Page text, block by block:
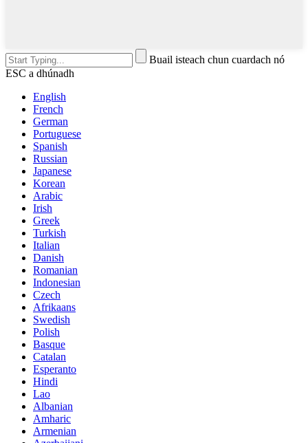
Buail isteach chun cuardach nó
ESC a dhúnadh
English
French
German
Portuguese
Spanish
Russian
Japanese
Korean
Arabic
Irish
Greek
Turkish
Italian
Danish
Romanian
Indonesian
Czech
Afrikaans
Swedish
Polish
Basque
Catalan
Esperanto
Hindi
Lao
Albanian
Amharic
Armenian